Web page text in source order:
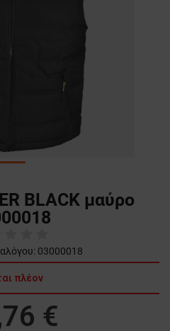
BLACK μαύρο
03000018
πλέον
€